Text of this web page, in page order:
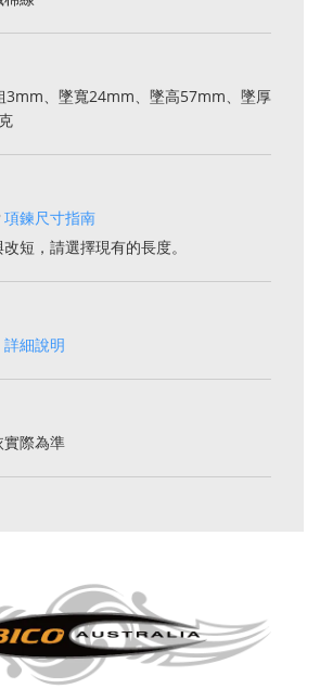
3mm、墜寬24mm、墜高57mm、墜厚
項鍊尺寸指南
短，請選擇現有的長度。
詳細說明
際為準